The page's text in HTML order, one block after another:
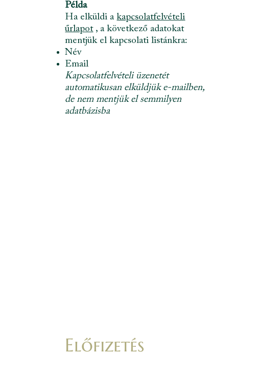
Példa
Ha elküldi akapcsolatfelvételi
űrlapot, a következő adatokat
mentjük el kapcsolati listánkra:
Név
Email
Kapcsolatfelvételi üzenetét
automatikusan elküldjük e-mailben,
de nem mentjük el semmilyen
adatbázisba
Előfizetés